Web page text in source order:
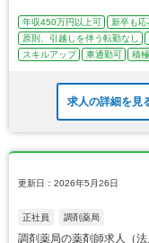
年収450万円以上可 新卒も応
原則、引越しを伴う転勤なし
スキルアップ
車通勤可 積
求人の詳細を見
更新日：2026年5月26日
正社員 調剤薬局
調剤薬局の薬剤師求人（